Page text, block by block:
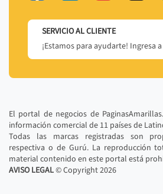
SERVICIO AL CLIENTE
¡Estamos para ayudarte! Ingresa a
El portal de negocios de
información comercial de 11 países de
Todas las marcas registradas son
respectiva o de Gurú. La reproducción
material contenido en este portal está
AVISO LEGAL© Copyright2026